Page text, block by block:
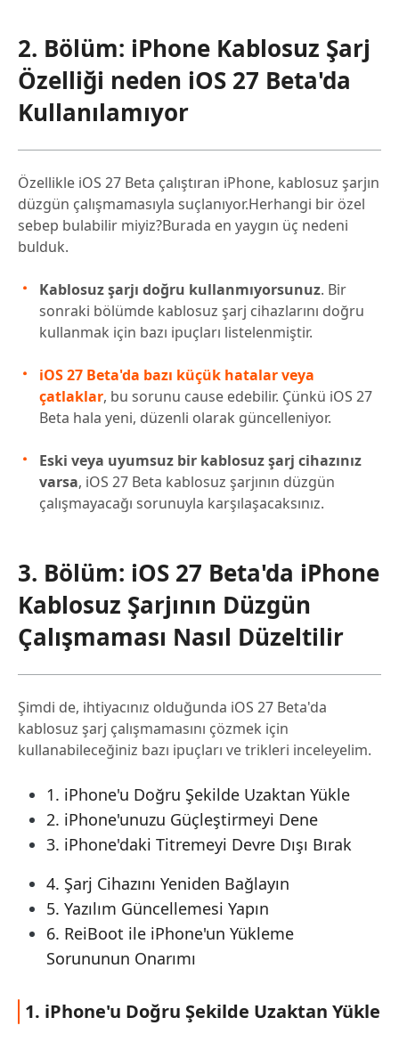
2. Bölüm: iPhone Kablosuz Şarj
Özelliği neden iOS 27 Beta'da
Kullanılamıyor
Özellikle iOS 27 Beta çalıştıran iPhone, kablosuz şarjın
düzgün çalışmamasıyla suçlanıyor.Herhangi bir özel
sebep bulabilir miyiz?Burada en yaygın üç nedeni
bulduk.
Kablosuz şarjı doğru kullanmıyorsunuz. Bir
sonraki bölümde kablosuz şarj cihazlarını doğru
kullanmak için bazı ipuçları listelenmiştir.
iOS 27 Beta'da bazı küçük hatalar veya
çatlaklar, bu sorunu cause edebilir. Çünkü iOS 27
Beta hala yeni, düzenli olarak güncelleniyor.
Eski veya uyumsuz bir kablosuz şarj cihazınız
varsa, iOS 27 Beta kablosuz şarjının düzgün
çalışmayacağı sorunuyla karşılaşacaksınız.
3. Bölüm: iOS 27 Beta'da iPhone
Kablosuz Şarjının Düzgün
Çalışmaması Nasıl Düzeltilir
Şimdi de, ihtiyacınız olduğunda iOS 27 Beta'da
kablosuz şarj çalışmamasını çözmek için
kullanabileceğiniz bazı ipuçları ve trikleri inceleyelim.
1. iPhone'u Doğru Şekilde Uzaktan Yükle
2. iPhone'unuzu Güçleştirmeyi Dene
3. iPhone'daki Titremeyi Devre Dışı Bırak
4. Şarj Cihazını Yeniden Bağlayın
5. Yazılım Güncellemesi Yapın
6. ReiBoot ile iPhone'un Yükleme
Sorununun Onarımı
1. iPhone'u Doğru Şekilde Uzaktan Yükle